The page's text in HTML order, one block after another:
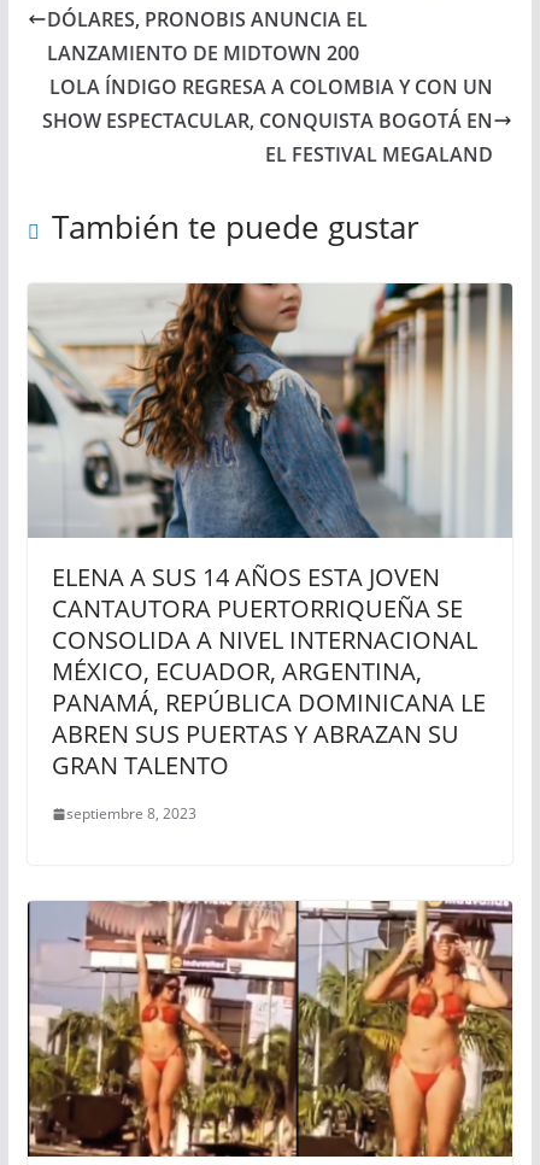
DÓLARES, PRONOBIS ANUNCIA EL
LANZAMIENTO DE MIDTOWN 200
LOLA ÍNDIGO REGRESA A COLOMBIA Y CON UN
SHOW ESPECTACULAR, CONQUISTA BOGOTÁ EN
EL FESTIVAL MEGALAND
También te puede gustar
ELENA A SUS 14 AÑOS ESTA JOVEN
CANTAUTORA PUERTORRIQUEÑA SE
CONSOLIDA A NIVEL INTERNACIONAL
MÉXICO, ECUADOR, ARGENTINA,
PANAMÁ, REPÚBLICA DOMINICANA LE
ABREN SUS PUERTAS Y ABRAZAN SU
GRAN TALENTO
septiembre 8, 2023